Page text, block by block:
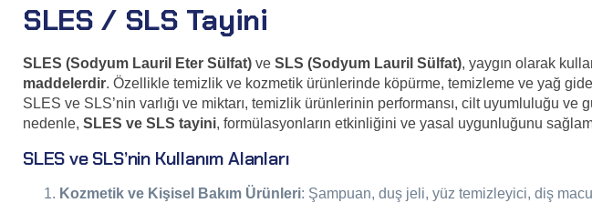
SLES / SLS Tayini
SLES (Sodyum Lauril Eter Sülfat) ve SLS (Sodyum Lauril Sülfat), yaygın olarak
maddelerdir. Özellikle temizlik ve kozmetik ürünlerinde köpürme, temizleme ve yağ
SLES ve SLS’nin varlığı ve miktarı, temizlik ürünlerinin performansı, cilt uyumluluğu ve
nedenle, SLES ve SLS tayini, formülasyonların etkinliğini ve yasal uygunluğunu
SLES ve SLS’nin Kullanım Alanları
Kozmetik ve Kişisel Bakım Ürünleri: Şampuan, duş jeli, yüz temizleyici, diş